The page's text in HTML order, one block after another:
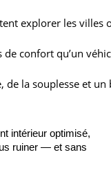
explorer les villes
confort qu’un
de la souplesse et
intérieur optimisé,
ruiner — et sans